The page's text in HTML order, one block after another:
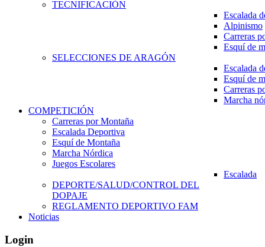
TECNIFICACIÓN
Escalada
Alpinismo
Carreras
Esquí de
SELECCIONES DE ARAGÓN
Escalada
Esquí de
Carreras
Marcha
COMPETICIÓN
Carreras por Montaña
Escalada Deportiva
Esquí de Montaña
Marcha Nórdica
Juegos Escolares
Escalada
DEPORTE/SALUD/CONTROL DEL
DOPAJE
REGLAMENTO DEPORTIVO FAM
Noticias
Login